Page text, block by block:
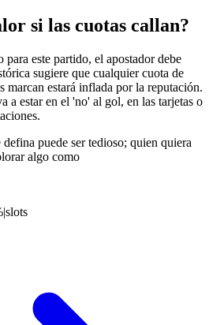
si las cuotas callan?
para este partido, el apostador debe
sugiere que cualquier cuota de
marcan estará inflada por la reputación.
a estar en el 'no' al gol, en las tarjetas o
puede ser tedioso; quien quiera
algo como
|slots